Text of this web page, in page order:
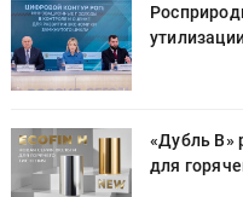
«Дубль В»
для